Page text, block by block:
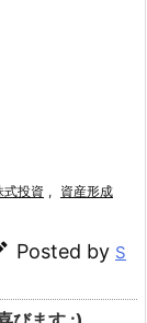
式投資 , 資産形成
Posted by S